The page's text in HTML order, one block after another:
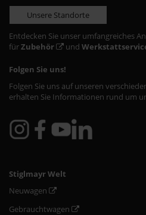
Unsere Standorte
Entdecken Sie unser umfangreiches
fürZubehör und
Folgen Sie uns!
Folgen Sie uns auf unseren
erhalten Sie Informationen rund um
Stiglmayr Welt
Neuwagen
Gebrauchtwagen